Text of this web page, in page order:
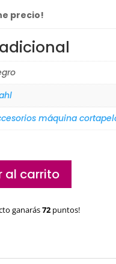
precio!
máquina
al carrito
ganarás72 puntos!